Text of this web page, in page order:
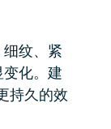
纹、紧
化。建
持久的效